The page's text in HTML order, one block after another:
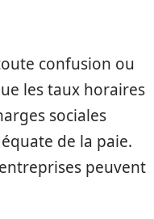
confusion ou
les taux horaires
sociales
de la paie.
peuvent